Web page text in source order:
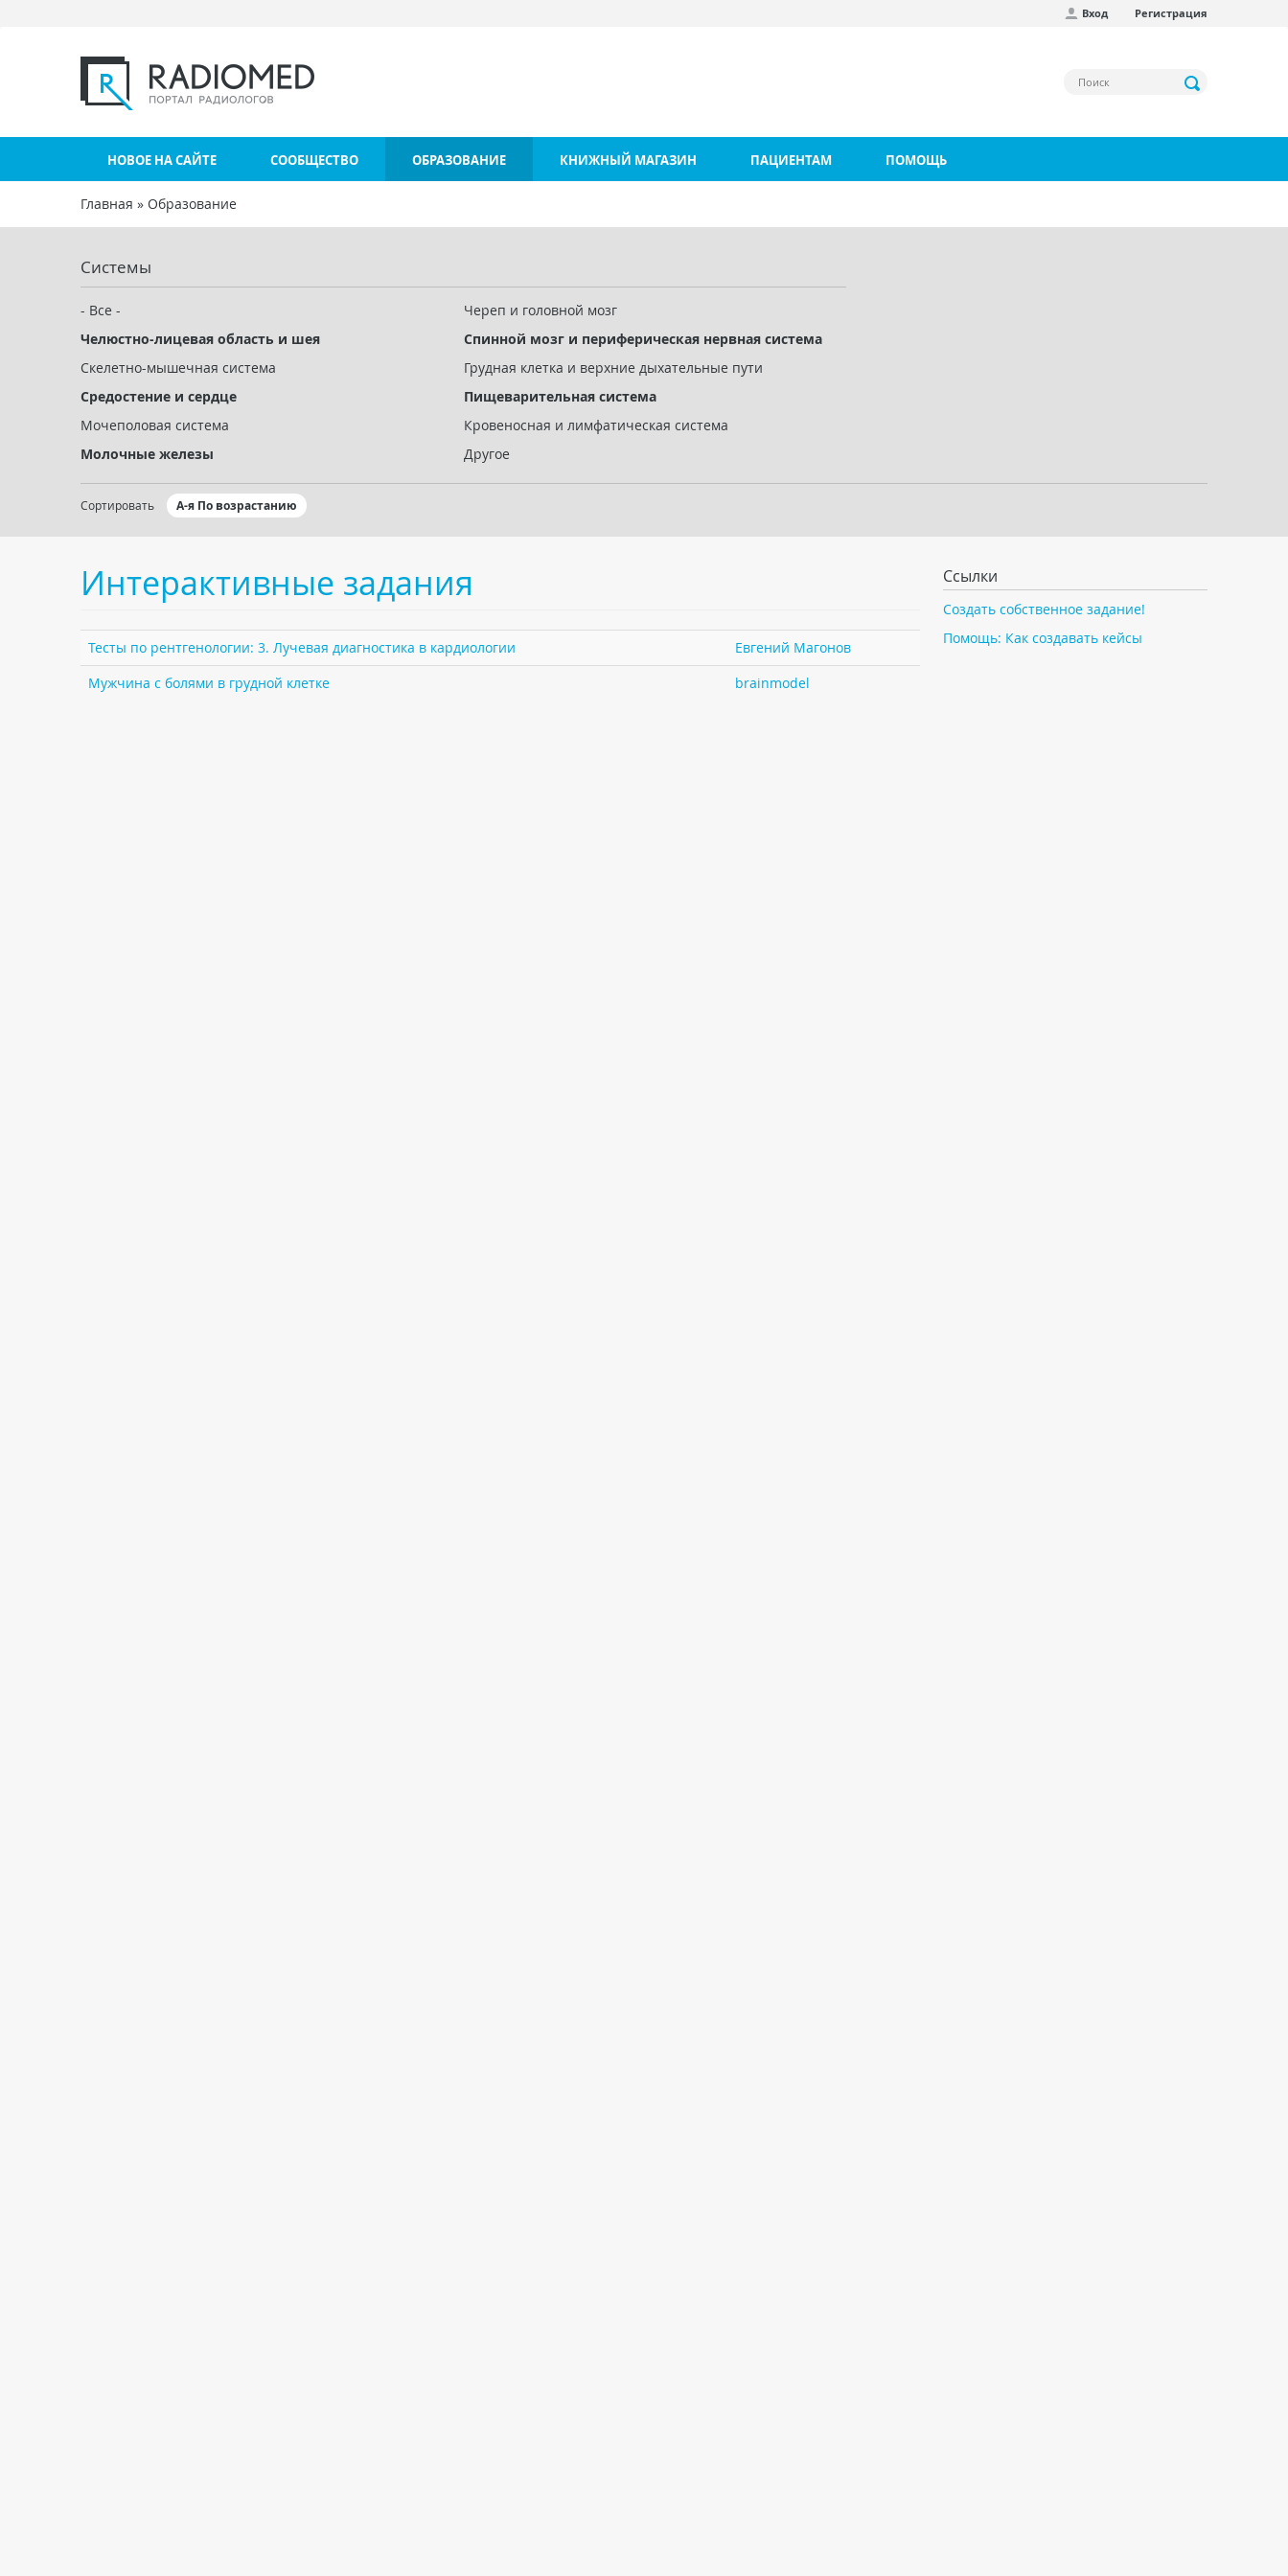
Вход Регистрация
НОВОЕ НА САЙТЕ СООБЩЕСТВО ОБРАЗОВАНИЕ КНИЖНЫЙ МАГАЗИН ПАЦИЕНТАМ ПОМОЩЬ
Вы здесь
Главная » Образование
Системы
- Все -
Череп и головной мозг
Челюстно-лицевая область и шея
Спинной мозг и периферическая нервная система
Скелетно-мышечная система
Грудная клетка и верхние дыхательные пути
Средостение и сердце
Пищеварительная система
Мочеполовая система
Кровеносная и лимфатическая система
Молочные железы
Другое
Сортировать А-я По возрастанию
Интерактивные задания
Тесты по рентгенологии: 3. Лучевая диагностика в кардиологии
Евгений Магонов
Мужчина с болями в грудной клетке
brainmodel
Ссылки
Создать собственное задание!
Помощь: Как создавать кейсы